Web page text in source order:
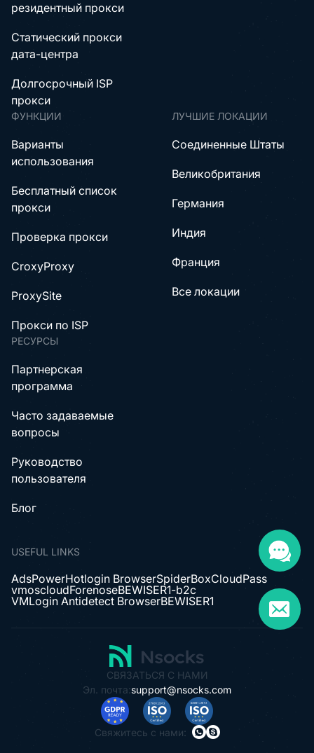
резидентный прокси
Статический прокси
дата-центра
Долгосрочный ISP
прокси
ФУНКЦИИ
Варианты
использования
Бесплатный список
прокси
Проверка прокси
CroxyProxy
ProxySite
Прокси по ISP
ЛУЧШИЕ ЛОКАЦИИ
Соединенные Штаты
Великобритания
Германия
Индия
Франция
Все локации
РЕСУРСЫ
Партнерская
программа
Часто задаваемые
вопросы
Руководство
пользователя
Блог
USEFUL LINKS
AdsPowerHotlogin BrowserSpiderBoxCloudPass
vmoscloudForenoseBEWISER1-b2c
VMLogin Antidetect BrowserBEWISER1
СВЯЗАТЬСЯ С НАМИ
Эл. почта:support@nsocks.com
Свяжитесь с нами: